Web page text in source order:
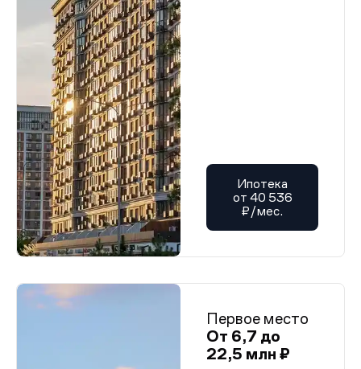
Ипотека
от 40 536
₽/мес.
Первое место
От 6,7 до
22,5 млн ₽